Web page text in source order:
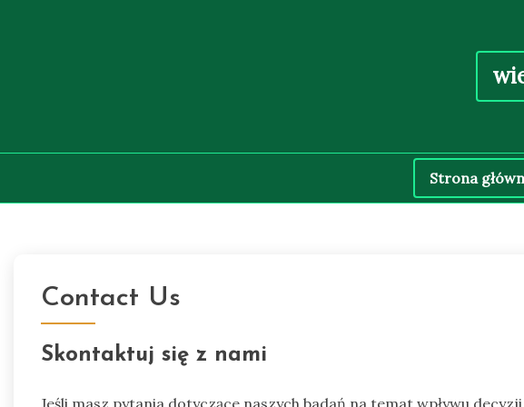
Strona
Contact Us
Skontaktuj się z nami
Jeśli masz pytania dotyczące naszych badań na temat wpływu